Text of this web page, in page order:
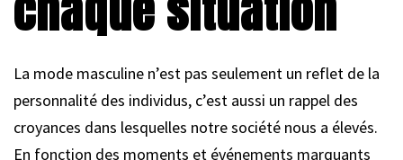
La mode masculine n’est pas seulement un reflet de la
personnalité des individus, c’est aussi un rappel des
croyances dans lesquelles notre société nous a élevés.
En fonction des moments et événements marquants